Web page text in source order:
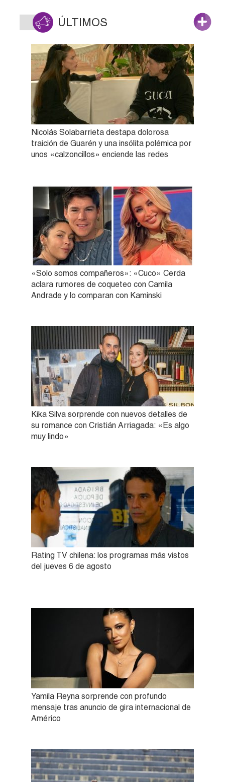
ÚLTIMOS
Nicolás Solabarrieta destapa dolorosa
traición de Guarén y una insólita polémica por
unos «calzoncillos» enciende las redes
«Solo somos compañeros»: «Cuco» Cerda
aclara rumores de coqueteo con Camila
Andrade y lo comparan con Kaminski
Kika Silva sorprende con nuevos detalles de
su romance con Cristián Arriagada: «Es algo
muy lindo»
Rating TV chilena: los programas más vistos
del jueves 6 de agosto
Yamila Reyna sorprende con profundo
mensaje tras anuncio de gira internacional de
Américo